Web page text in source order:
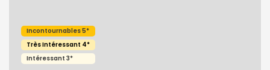
Incontournables 5*
Très Intéressant 4*
Intéressant 3*